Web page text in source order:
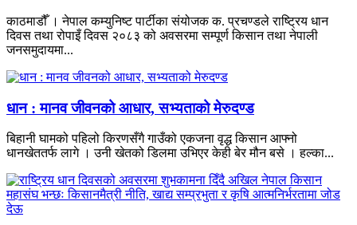
काठमाडौँ । नेपाल कम्युनिष्ट पार्टीका संयोजक क. प्रचण्डले राष्ट्रिय धान
दिवस तथा रोपाइँ दिवस २०८३ को अवसरमा सम्पूर्ण किसान तथा नेपाली
जनसमुदायमा...
धान : मानव जीवनको आधार, सभ्यताको मेरुदण्ड
बिहानी घामको पहिलो किरणसँगै गाउँको एकजना वृद्ध किसान आफ्नो
धानखेततर्फ लागे । उनी खेतको डिलमा उभिएर केही बेर मौन बसे । हल्का...